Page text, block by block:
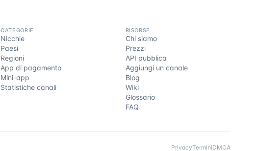
CATEGORIE
Nicchie
Paesi
Regioni
App di pagamento
Mini-app
Statistiche canali
RISORSE
Chi siamo
Prezzi
API pubblica
Aggiungi un canale
Blog
Wiki
Glossario
FAQ
PrivacyTerminiDMCA